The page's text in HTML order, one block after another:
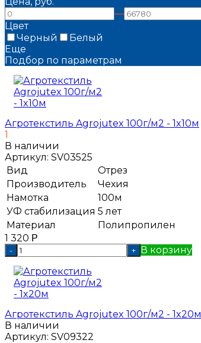
—
Цвет
Черный
Белый
Еще
Подбор по параметрам
Агротекстиль Agrojutex 100г/м2 - 1x10м
1
В наличии
Артикул: SV03525
Вид
Отрез
Производитель
Чехия
Намотка
100м
УФ стабилизация 5 лет
Материал
Полипропилен
1 320 Р
- + В корзину
Агротекстиль Agrojutex 100г/м2 - 1x20м
В наличии
Артикул: SV09322